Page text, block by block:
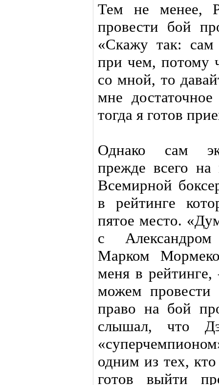
Тем не менее,
провести бой
«Скажу так:
при чем, потому
со мной, то
мне
тогда я готов
Однако сам
прежде всего
Всемирной
в рейтинге
пятое место.
с
Марком
меня в
можем провести
право на бой
слышал, что
одним из тех,
готов выйти